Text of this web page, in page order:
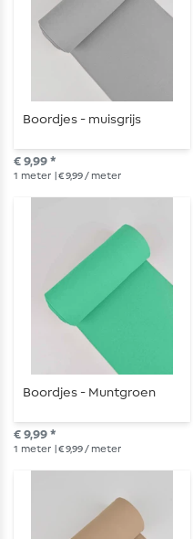
Boordjes - muisgrijs
€ 9,99 *
1 meter | € 9,99 / meter
Boordjes - Muntgroen
€ 9,99 *
1 meter | € 9,99 / meter